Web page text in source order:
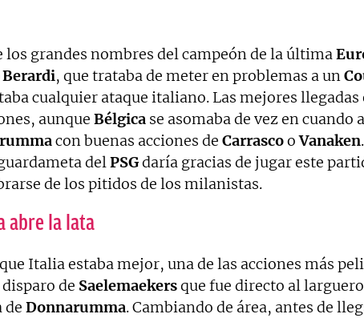
los grandes nombres del campeón de la última
Berardi, que trataba de meter en problemas a un
cualquier ataque italiano. Las mejores llegadas
aunque Bélgica se asomaba de vez en cuando
con buenas acciones de CarrascooVanaken
delPSGdaría gracias de jugar este
de los pitidos de los milanistas.
abre la lata
que Italia estaba mejor, una de las acciones más
de Saelemaekersque fue directo al
de Donnarumma. Cambiando de área, antes de